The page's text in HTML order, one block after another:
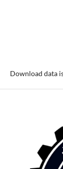
Download data